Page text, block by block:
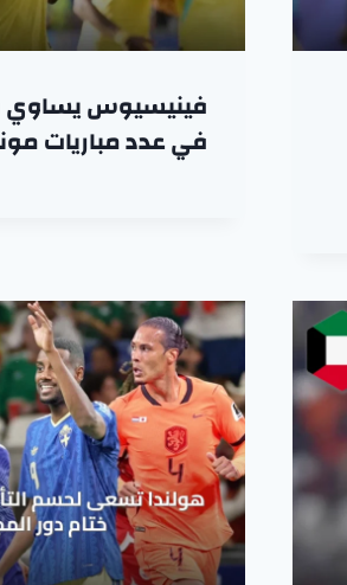
فينيسيوس يساوي
في عدد مباريات